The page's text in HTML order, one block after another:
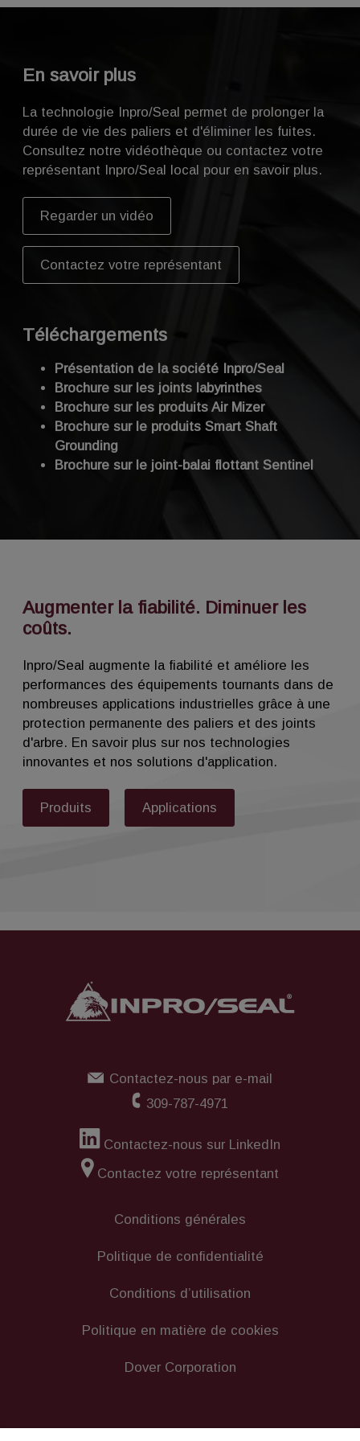
Laveurs
Pompes
Pompes à vide
Ventilateurs
Paliers à semelle
Pompes
Turbines à vapeur
Boîtes de vitesse
Paliers à semelle
Pompes
Convoyeurs à vis
Approvisionnement en eau, clarification des
Applications
Aérateurs
Boîtes de vitesse
Moteurs
Paliers à semelle
Pompes
Convoyeurs à vis
Boîtes de vitesse
Moteurs
En savoir plus
La technologie Inpro/Seal permet de prolonger la
durée de vie des paliers et d'éliminer les fuites.
Consultez notre vidéothèque ou contactez votre
représentant Inpro/Seal local pour en savoir plus.
Regarder un vidéo
Contactez votre représentant
Téléchargements
Présentation de la société Inpro/Seal
Brochure sur les joints labyrinthes
Brochure sur les produits Air Mizer
Brochure sur le produits Smart Shaft
Grounding
Brochure sur le joint-balai flottant Sentinel
Augmenter la fiabilité. Diminuer les
coûts.
Inpro/Seal augmente la fiabilité et améliore les
performances des équipements tournants dans de
nombreuses applications industrielles grâce à une
protection permanente des paliers et des joints
d'arbre. En savoir plus sur nos technologies
innovantes et nos solutions d'application.
Produits Applications
Contactez-nous par e-mail
309-787-4971
Contactez-nous sur LinkedIn
Contactez votre représentant
Conditions générales
Politique de confidentialité
Conditions d’utilisation
Politique en matière de cookies
Dover Corporation